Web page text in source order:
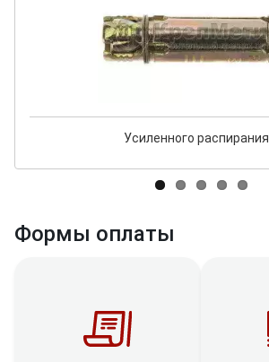
Усиленного распирания
Формы оплаты